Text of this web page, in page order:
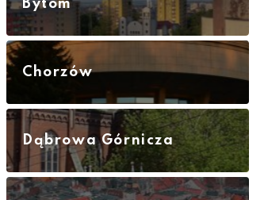
Bytom
Chorzów
Dąbrowa Górnicza